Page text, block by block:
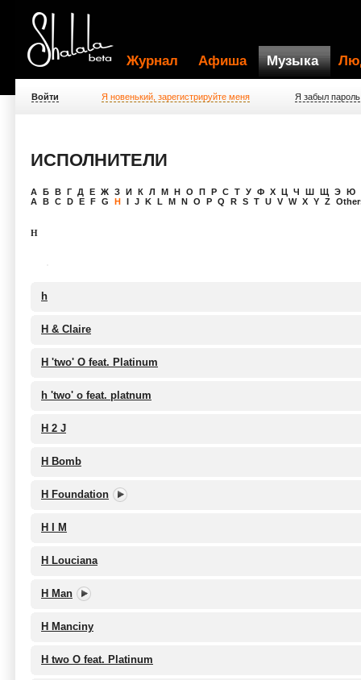
Журнал Афиша Музыка
Войти Я новенький, зарегистрируйте меня Я забыл пароль
ИСПОЛНИТЕЛИ
A Б В Г Д Е Ж З И К Л М Н О П Р С Т У Ф Х Ц Ч Ш Щ Э Ю
A B C D E F G H I J K L M N O P Q R S T U V W X Y Z
H
h
H & Claire
H 'two' O feat. Platinum
h 'two' o feat. platnum
H 2 J
H Bomb
H Foundation
H I M
H Louciana
H Man
H Manciny
H two O feat. Platinum